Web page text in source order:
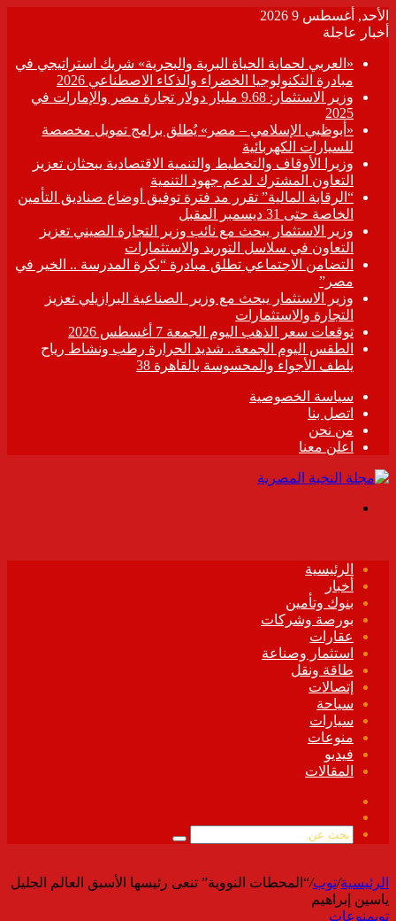
الأحد, أغسطس 9 2026
أخبار عاجلة
«العربي لحماية الحياة البرية والبحرية» شريك استراتيجي في
مبادرة التكنولوجيا الخضراء والذكاء الاصطناعي 2026
وزير الاستثمار: 9.68 مليار دولار تجارة مصر والإمارات في
2025
«أبوظبي الإسلامي – مصر» يُطلق برامج تمويل مخصصة
للسيارات الكهربائية
وزيرا الأوقاف والتخطيط والتنمية الاقتصادية يبحثان تعزيز
التعاون المشترك لدعم جهود التنمية
“الرقابة المالية” تقرر مد فترة توفيق أوضاع صناديق التأمين
الخاصة حتى 31 ديسمبر المقبل
وزير الاستثمار يبحث مع نائب وزير التجارة الصيني تعزيز
التعاون في سلاسل التوريد والاستثمارات
التضامن الاجتماعي تطلق مبادرة “بكرة المدرسة .. الخير في
مصر”
وزير الاستثمار يبحث مع وزير الصناعية البرازيلي تعزيز
التجارة والاستثمارات
توقعات سعر الذهب اليوم الجمعة 7 أغسطس 2026
الطقس اليوم الجمعة.. شديد الحرارة رطب ونشاط رياح
يلطف الأجواء والمحسوسة بالقاهرة 38
سياسة الخصوصية
اتصل بنا
من نحن
اعلن معنا
الرئيسية
أخبار
بنوك وتأمين
بورصة وشركات
عقارات
استثمار وصناعة
طاقة ونقل
إتصالات
سياحة
سيارات
منوعات
فيديو
المقالات
الموقع
بحث
الرئيسية/توب/“المحطات النووية” تنعى رئيسها الأسبق العالم الجليل
ياسين إبراهيم
توبمنوعات